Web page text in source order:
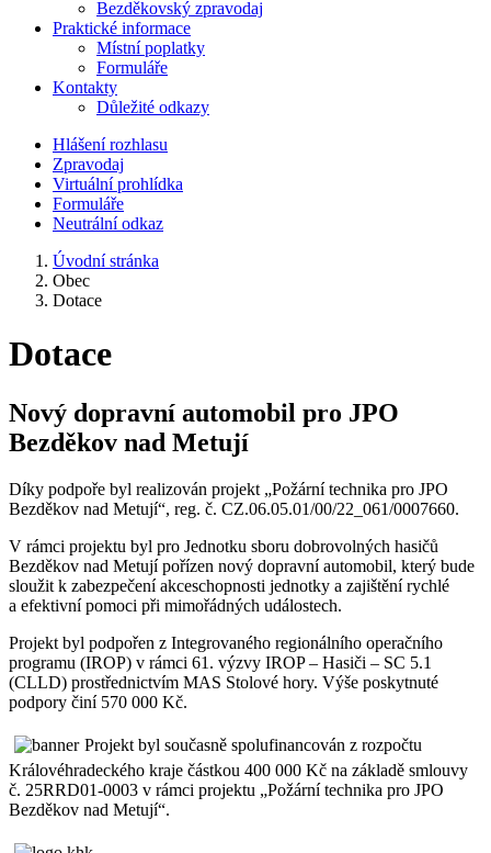
Bezděkovský zpravodaj
Praktické informace
Místní poplatky
Formuláře
Kontakty
Důležité odkazy
Hlášení rozhlasu
Zpravodaj
Virtuální prohlídka
Formuláře
Neutrální odkaz
Úvodní stránka
Obec
Dotace
Dotace
Nový dopravní automobil pro JPO
Bezděkov nad Metují
Díky podpoře byl realizován projekt „Požární technika pro JPO
Bezděkov nad Metují“, reg. č. CZ.06.05.01/00/22_061/0007660.
V rámci projektu byl pro Jednotku sboru dobrovolných hasičů
Bezděkov nad Metují pořízen nový dopravní automobil, který bude
sloužit k zabezpečení akceschopnosti jednotky a zajištění rychlé
a efektivní pomoci při mimořádných událostech.
Projekt byl podpořen z Integrovaného regionálního operačního
programu (IROP) v rámci 61. výzvy IROP – Hasiči – SC 5.1
(CLLD) prostřednictvím MAS Stolové hory. Výše poskytnuté
podpory činí 570 000 Kč.
Projekt byl současně spolufinancován z rozpočtu
Královéhradeckého kraje částkou 400 000 Kč na základě smlouvy
č. 25RRD01-0003 v rámci projektu „Požární technika pro JPO
Bezděkov nad Metují“.